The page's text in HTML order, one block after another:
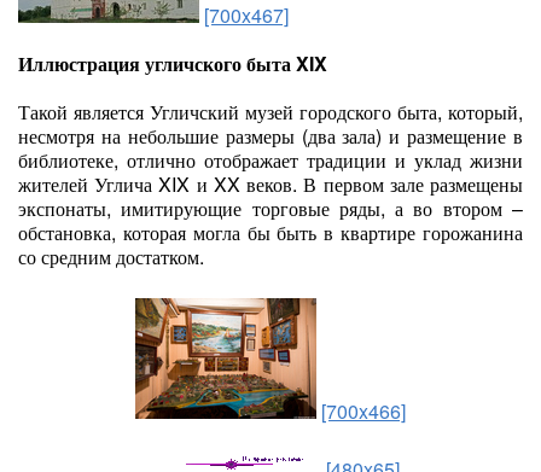
[700x467]
Иллюстрация угличского быта XIX
Такой является Угличский музей городского быта, который,
несмотря на небольшие размеры (два зала) и размещение в
библиотеке, отлично отображает традиции и уклад жизни
жителей Углича XIX и XX веков. В первом зале размещены
экспонаты, имитирующие торговые ряды, а во втором –
обстановка, которая могла бы быть в квартире горожанина
со средним достатком.
[700x466]